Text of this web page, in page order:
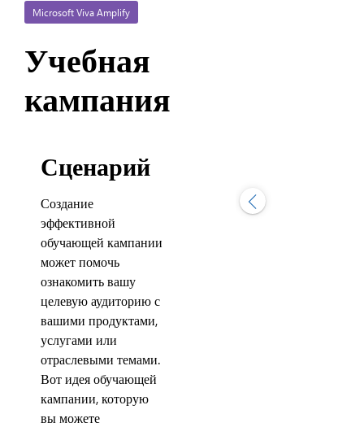
Microsoft Viva Amplify
Учебная
кампания
Сценарий
Создание
эффективной
обучающей кампании
может помочь
ознакомить вашу
целевую аудиторию с
вашими продуктами,
услугами или
отраслевыми темами.
Вот идея обучающей
кампании, которую
вы можете